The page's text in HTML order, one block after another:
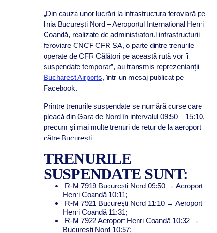
„Din cauza unor lucrări la infrastructura feroviară pe
linia București Nord – Aeroportul Internațional Henri
Coandă, realizate de administratorul infrastructurii
feroviare CNCF CFR SA, o parte dintre trenurile
operate de CFR Călători pe această rută vor fi
suspendate temporar”, au transmis reprezentanții
Bucharest Airports, într-un mesaj publicat pe
Facebook.
Printre trenurile suspendate se numără curse care
pleacă din Gara de Nord în intervalul 09:50 – 15:10,
precum și mai multe trenuri de retur de la aeroport
către București.
TRENURILE
SUSPENDATE SUNT:
R-M 7919 București Nord 09:50 → Aeroport
Henri Coandă 10:11;
R-M 7921 București Nord 11:10 → Aeroport
Henri Coandă 11:31;
R-M 7922 Aeroport Henri Coandă 10:32 →
București Nord 10:57;